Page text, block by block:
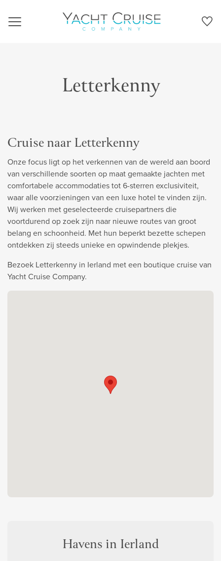
Navigation
Letterkenny
Cruise naar Letterkenny
Onze focus ligt op het verkennen van de wereld aan boord
van verschillende soorten op maat gemaakte jachten met
comfortabele accommodaties tot 6-sterren exclusiviteit,
waar alle voorzieningen van een luxe hotel te vinden zijn.
Wij werken met geselecteerde cruisepartners die
voortdurend op zoek zijn naar nieuwe routes van groot
belang en schoonheid. Met hun beperkt bezette schepen
ontdekken zij steeds unieke en opwindende plekjes.
Bezoek Letterkenny in Ierland met een boutique cruise van
Yacht Cruise Company.
Havens in Ierland